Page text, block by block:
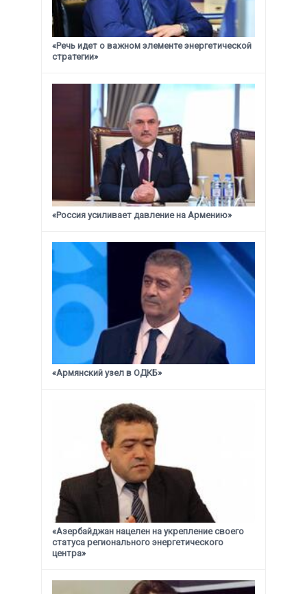
«Речь идет о важном элементе энергетической
стратегии»
«Россия усиливает давление на Армению»
«Армянский узел в ОДКБ»
«Азербайджан нацелен на укрепление своего
статуса регионального энергетического
центра»